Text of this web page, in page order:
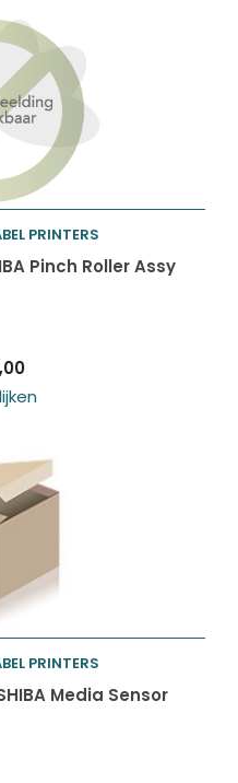
aan
PRINTERS
Pinch Roller Assy
PRINTERS
Media Sensor